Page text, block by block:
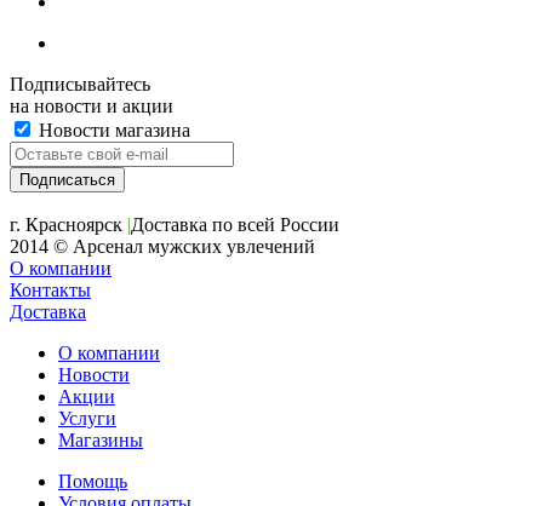
Подписывайтесь
на новости и акции
Новости магазина
г. Красноярск |Доставка по всей России
2014 © Арсенал мужских увлечений
О компании
Контакты
Доставка
О компании
Новости
Акции
Услуги
Магазины
Помощь